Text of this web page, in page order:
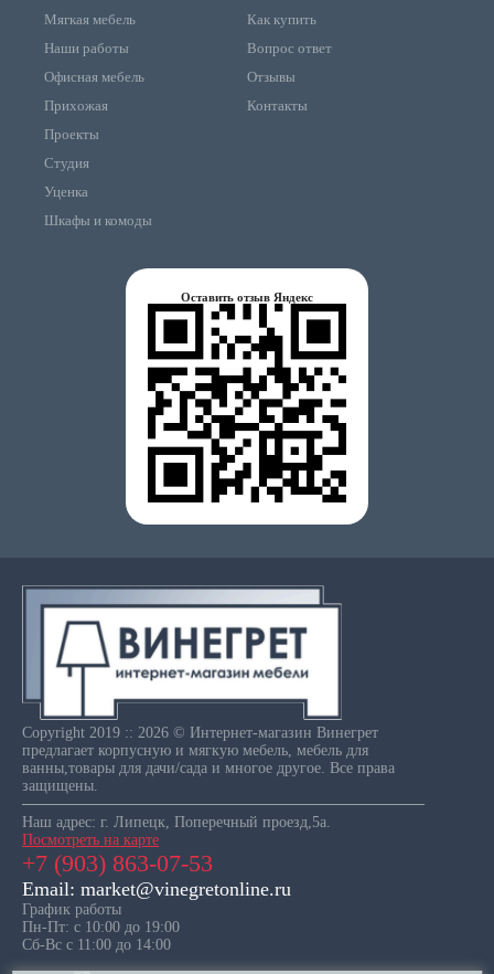
Мягкая мебель
Наши работы
Офисная мебель
Прихожая
Проекты
Студия
Уценка
Шкафы и комоды
Как купить
Вопрос ответ
Отзывы
Контакты
Оставить отзыв Яндекс
Copyright 2019 :: 2026 © Интернет-магазин Винегрет
предлагает корпусную и мягкую мебель, мебель для
ванны,товары для дачи/сада и многое другое. Все права
защищены.
Наш адрес: г. Липецк, Поперечный проезд,5а.
Посмотреть на карте
+7 (903) 863-07-53
Email: market@vinegretonline.ru
График работы
Пн-Пт: с 10:00 до 19:00
Сб-Вс с 11:00 до 14:00